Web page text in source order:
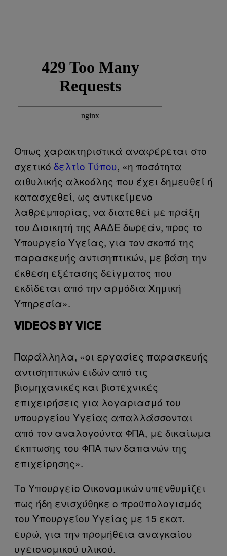
Όπως χαρακτηριστικά αναφέρεται στο
σχετικό δελτίο Τύπου, «η ποσότητα
αιθυλικής αλκοόλης που έχει δημευθεί ή
κατασχεθεί, ως αντικείμενο
λαθρεμπορίας, να διατεθεί με πράξη
του Διοικητή της ΑΑΔΕ δωρεάν, προς το
Υπουργείο Υγείας, για τον σκοπό της
παρασκευής αντισηπτικών, με βάση την
έκθεση εξέτασης δείγματος που
εκδίδεται από την αρμόδια Χημική
Υπηρεσία».
VIDEOS BY VICE
Παράλληλα, «οι εργασίες παρασκευής
αντισηπτικών ειδών από τις
βιομηχανικές και βιοτεχνικές
επιχειρήσεις για λογαριασμό του
υπουργείου Υγείας απαλλάσσονται
από τον αναλογούντα ΦΠΑ, με δικαίωμα
έκπτωσης του ΦΠΑ των δαπανών της
επιχείρησης».
Το Υπουργείο Οικονομικών υπενθυμίζει
πως ήδη ενισχύθηκε ο προϋπολογισμός
του Υπουργείου Υγείας με 15 εκατ.
ευρώ, για την προμήθεια αναγκαίου
υγειονομικού υλικού.